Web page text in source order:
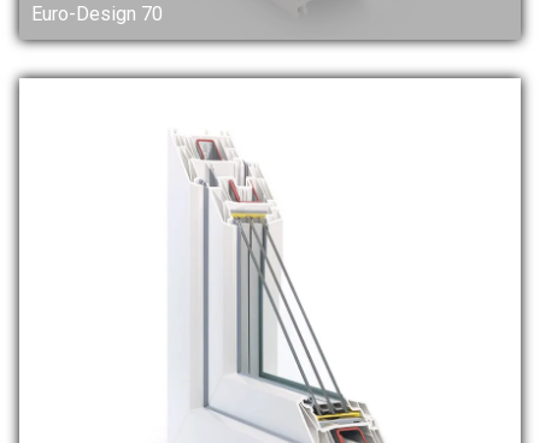
Euro-Design 70